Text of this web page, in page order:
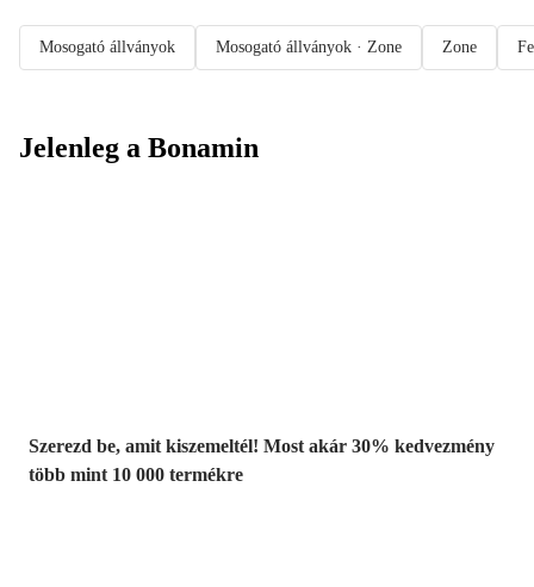
Mosogató állványok Mosogató állványok · Zone Zone
Jelenleg a Bonamin
Szerezd be, amit kiszemeltél! Most akár 30% kedvezmény
több mint 10 000 termékre